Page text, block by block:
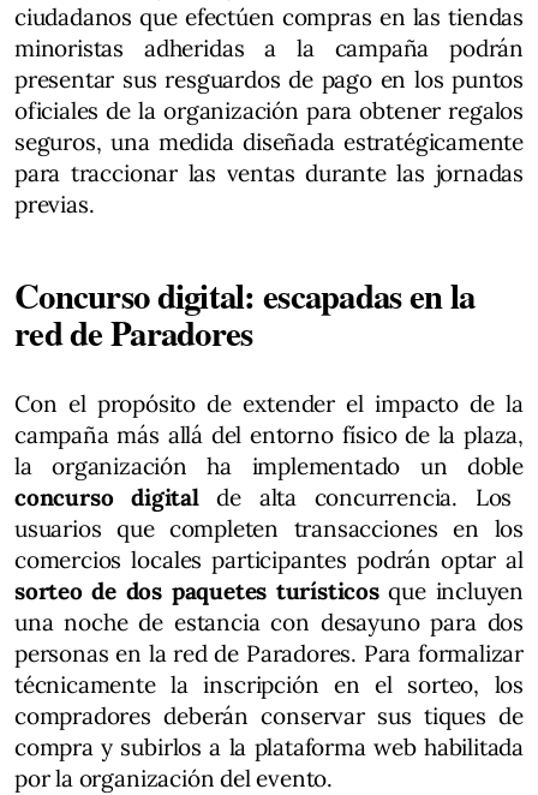
ciudadanos que efectúen compras en las tiendas
minoristas adheridas a la campaña podrán
presentar sus resguardos de pago en los puntos
oficiales de la organización para obtener regalos
seguros, una medida diseñada estratégicamente
para traccionar las ventas durante las jornadas
previas.
Concurso digital: escapadas en la
red de Paradores
Con el propósito de extender el impacto de la
campaña más allá del entorno físico de la plaza,
la organización ha implementado un doble
concurso digitalde alta concurrencia. Los
usuarios que completen transacciones en los
comercios locales participantes podrán optar al
sorteo de dos paquetes turísticosque incluyen
una noche de estancia con desayuno para dos
personas en la red de Paradores. Para formalizar
técnicamente la inscripción en el sorteo, los
compradores deberán conservar sus tiques de
compra y subirlos a la plataforma web habilitada
por la organización del evento.